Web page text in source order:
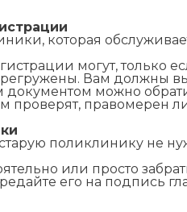
которая
могут, только
Вам должны
документом можно
правомерен ли
поликлинику не
или просто
его на подпись